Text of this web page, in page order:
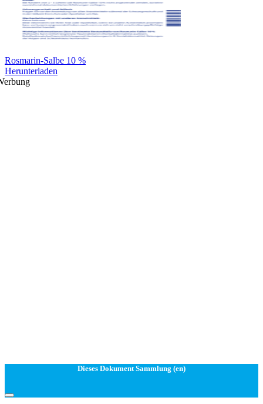
Rosmarin-Salbe 10 %
Herunterladen
Dieses Dokument Sammlung (en)